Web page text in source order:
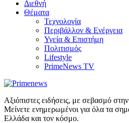
Διεθνή
Θέματα
Τεχνολογία
Περιβάλλον & Ενέργεια
Υγεία & Επιστήμη
Πολιτισμός
Lifestyle
PrimeNews TV
Αξιόπιστες ειδήσεις, με σεβασμό
Μείνετε ενημερωμένοι για όλα τα
Ελλάδα και τον κόσμο.